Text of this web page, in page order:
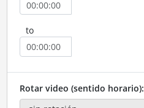
to
Rotar video (sentido horario):